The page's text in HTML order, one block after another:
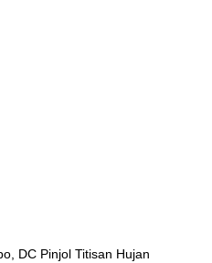
DC Pinjol Titisan Hujan